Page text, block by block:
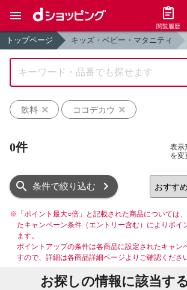
閲覧履歴
トップページ キッズ・ベビー・マタニティ
飲料
ココデカウ
0件
表示
を変
条件で絞り込む
※ 「ポイント最大○倍」と記載された商品については
たキャンペーン条件（エントリー含む）によりポイ
ます。
ポイントアップの条件は各商品に設定されたキャン
すので、詳細は各商品詳細ページよりご確認くださ
お探しの情報に該当す